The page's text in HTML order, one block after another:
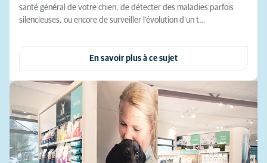
santé général de votre chien, de détecter des maladies parfois
silencieuses, ou encore de surveiller l’évolution d’un t…
En savoir plus à ce sujet